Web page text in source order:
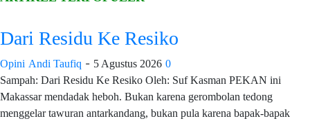
Dari Residu Ke Resiko
Opini Andi Taufiq - 5 Agustus 2026 0
Sampah: Dari Residu Ke Resiko Oleh: Suf Kasman PEKAN ini
Makassar mendadak heboh. Bukan karena gerombolan tedong
menggelar tawuran antarkandang, bukan pula karena bapak-bapak